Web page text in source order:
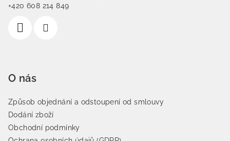
+420 608 214 849
O nás
Způsob objednání a odstoupení od smlouvy
Dodání zboží
Obchodní podmínky